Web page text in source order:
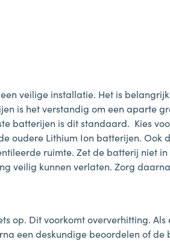
veilige installatie. Het is
is het verstandig om een aparte
batterijen is dit standaard. Kies
oudere Lithium Ion batterijen. Ook
ruimte. Zet de batterij niet in
veilig kunnen verlaten. Zorg
op. Dit voorkomt oververhitting.
een deskundige beoordelen of